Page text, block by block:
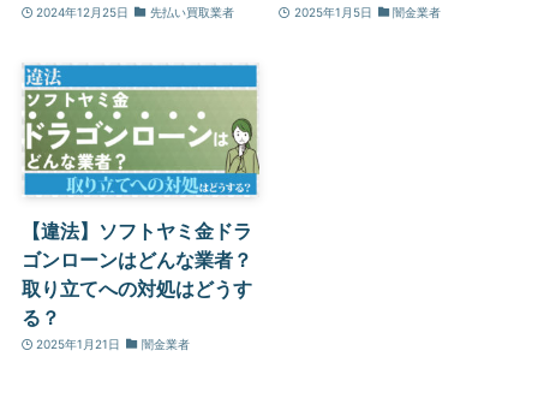
2024年12月25日 先払い買取業者 2025年1月5日 闇金業者
【違法】ソフトヤミ金ドラ
ゴンローンはどんな業者？
取り立てへの対処はどうす
る？
2025年1月21日 闇金業者